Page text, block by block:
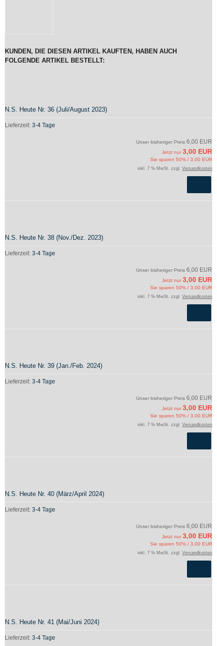
KUNDEN, DIE DIESEN ARTIKEL KAUFTEN, HABEN AUCH
FOLGENDE ARTIKEL BESTELLT:
N.S. Heute Nr. 36 (Juli/August 2023)
Lieferzeit: 3-4 Tage
Unser bisheriger Preis 6,00 EUR
Jetzt nur 3,00 EUR
Sie sparen 50% / 3,00 EUR
inkl. 7 % MwSt. zzgl. Versandkosten
N.S. Heute Nr. 38 (Nov./Dez. 2023)
Lieferzeit: 3-4 Tage
Unser bisheriger Preis 6,00 EUR
Jetzt nur 3,00 EUR
Sie sparen 50% / 3,00 EUR
inkl. 7 % MwSt. zzgl. Versandkosten
N.S. Heute Nr. 39 (Jan./Feb. 2024)
Lieferzeit: 3-4 Tage
Unser bisheriger Preis 6,00 EUR
Jetzt nur 3,00 EUR
Sie sparen 50% / 3,00 EUR
inkl. 7 % MwSt. zzgl. Versandkosten
N.S. Heute Nr. 40 (März/April 2024)
Lieferzeit: 3-4 Tage
Unser bisheriger Preis 6,00 EUR
Jetzt nur 3,00 EUR
Sie sparen 50% / 3,00 EUR
inkl. 7 % MwSt. zzgl. Versandkosten
N.S. Heute Nr. 41 (Mai/Juni 2024)
Lieferzeit: 3-4 Tage